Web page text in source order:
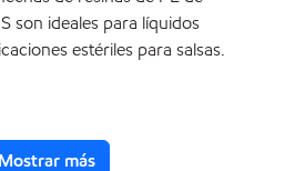
son ideales para líquidos
estériles para salsas.
Mostrar más